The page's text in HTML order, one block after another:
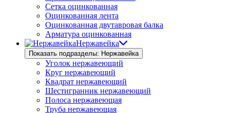
Сетка оцинкованная
Оцинкованная лента
Оцинкованная двутавровая балка
Арматура оцинкованная
Нержавейка
Показать подразделы: Нержавейка
Уголок нержавеющий
Круг нержавеющий
Квадрат нержавеющий
Шестигранник нержавеющий
Полоса нержавеющая
Труба нержавеющая